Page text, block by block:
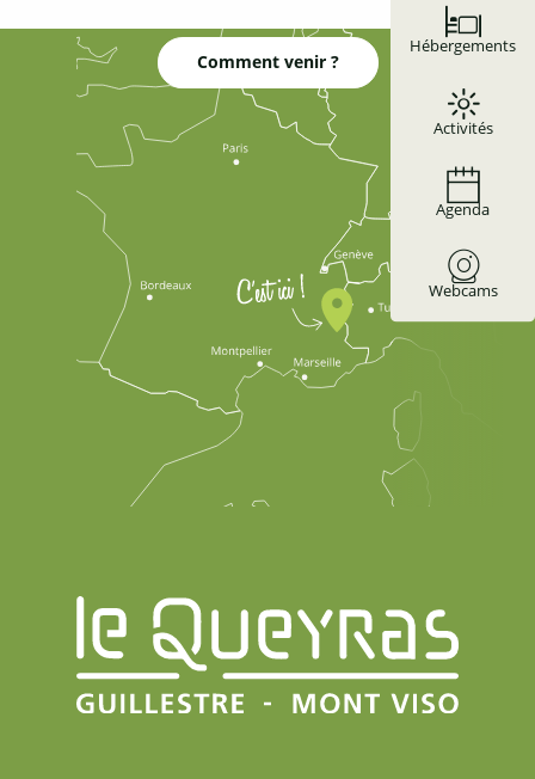
Hébergements
Activités
Agenda
Webcams
Comment venir ?